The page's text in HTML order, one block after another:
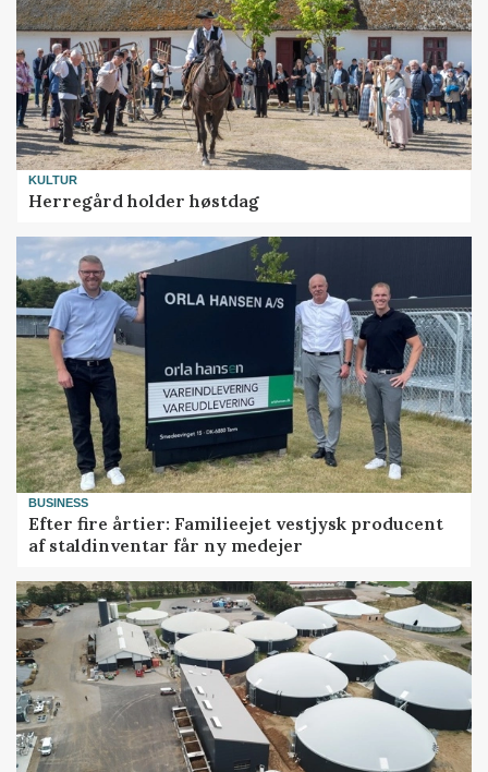
KULTUR
Herregård holder høstdag
BUSINESS
Efter fire årtier: Familieejet vestjysk producent
af staldinventar får ny medejer